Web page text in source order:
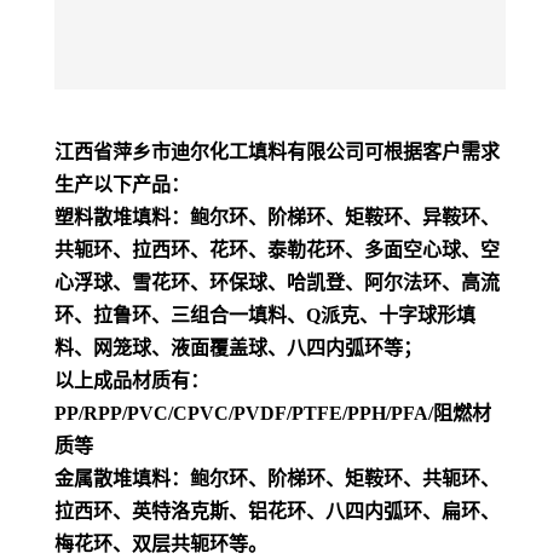
江西省萍乡市迪尔化工填料有限公司可根据客户需求
生产以下产品：
塑料散堆填料：鲍尔环、阶梯环、矩鞍环、异鞍环、
共轭环、拉西环、花环、泰勒花环、多面空心球、空
心浮球、雪花环、环保球、哈凯登、阿尔法环、高流
环、拉鲁环、三组合一填料、Q派克、十字球形填
料、网笼球、液面覆盖球、八四内弧环等；
以上成品材质有：
PP/RPP/PVC/CPVC/PVDF/PTFE/PPH/PFA/阻燃材
质等
金属散堆填料：鲍尔环、阶梯环、矩鞍环、共轭环、
拉西环、英特洛克斯、铝花环、八四内弧环、扁环、
梅花环、双层共轭环等。